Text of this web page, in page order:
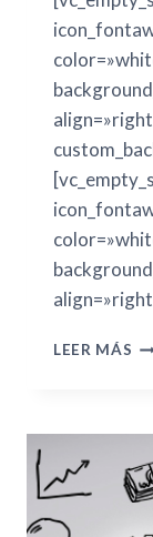
LEER MÁS